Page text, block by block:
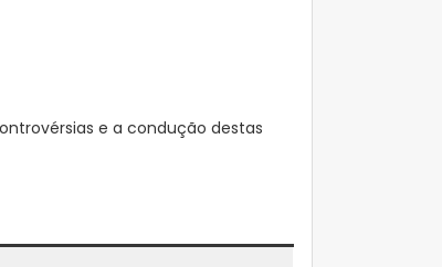
e a condução destas